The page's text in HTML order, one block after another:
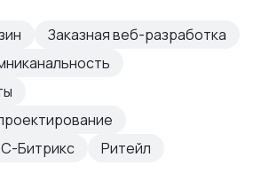
Заказная веб-разработка
Битрикс
Ритейл